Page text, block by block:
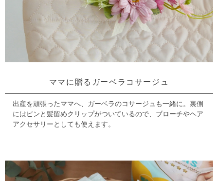
ママに贈るガーベラコサージュ
出産を頑張ったママへ、ガーベラのコサージュも一緒に。 裏側
にはピンと髪留めクリップがついているので、ブローチやヘア
アクセサリーとしても使えます。